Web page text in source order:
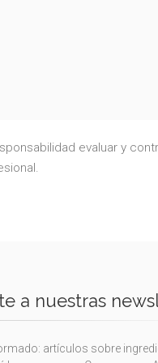
evaluar y
a nuestras
artículos sobre